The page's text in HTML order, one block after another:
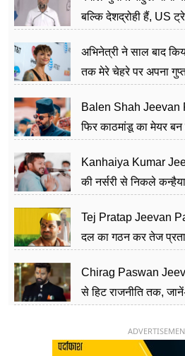
बल्कि देशद्रोही हैं, US
अभिनेत्री ने साल बाद
तक मेरे चेहरे पर अपना
Balen Shah Jeevan
फिर काठमांडू का मेयर
Kanhaiya Kumar
की नर्सरी से निकले
Tej Pratap Jeevan
दल का गठन कर तेज
Chirag Paswan
से हिट राजनीति तक,